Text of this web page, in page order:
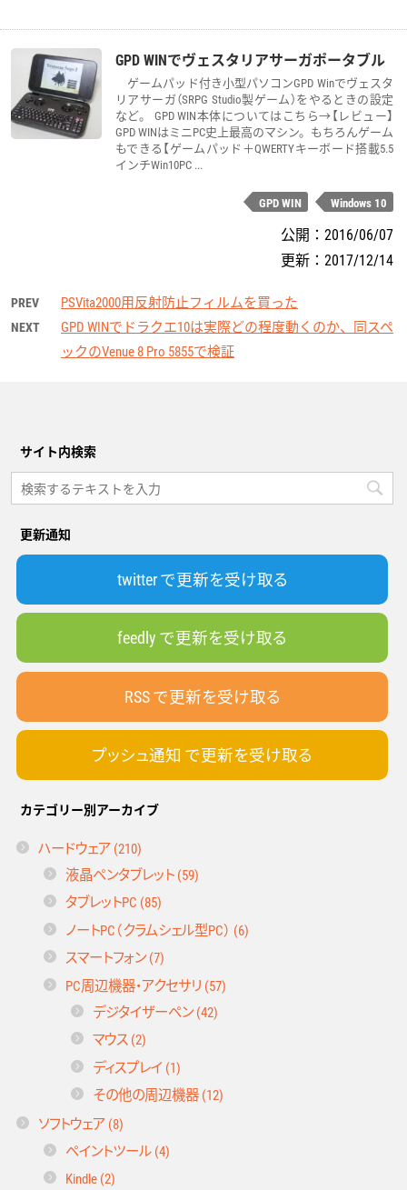
GPD WINでヴェスタリアサーガポータブル
ゲームパッド付き小型パソコンGPD Winでヴェスタ
リアサーガ（SRPG Studio製ゲーム）をやるときの設定
など。 GPD WIN本体についてはこちら→【レビュー】
GPD WINはミニPC史上最高のマシン。もちろんゲーム
もできる【ゲームパッド＋QWERTYキーボード搭載5.5
インチWin10PC ...
GPD WIN Windows 10
公開： 2016/06/07
更新： 2017/12/14
PREV PSVita2000用反射防止フィルムを買った
NEXT
GPD WINでドラクエ10は実際どの程度動くのか、同スペ
ックのVenue 8 Pro 5855で検証
サイト内検索
更新通知
twitter で更新を受け取る
feedly で更新を受け取る
RSS で更新を受け取る
プッシュ通知 で更新を受け取る
カテゴリー別アーカイブ
ハードウェア (210)
液晶ペンタブレット (59)
タブレットPC (85)
ノートPC（クラムシェル型PC） (6)
スマートフォン (7)
PC周辺機器・アクセサリ (57)
デジタイザーペン (42)
マウス (2)
ディスプレイ (1)
その他の周辺機器 (12)
ソフトウェア (8)
ペイントツール (4)
Kindle (2)